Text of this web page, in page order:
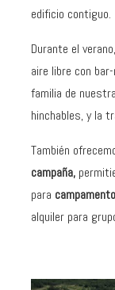
edificio contiguo.
Durante el
aire libre con
familia de
hinchables, y la
También
campaña,
para
alquiler para